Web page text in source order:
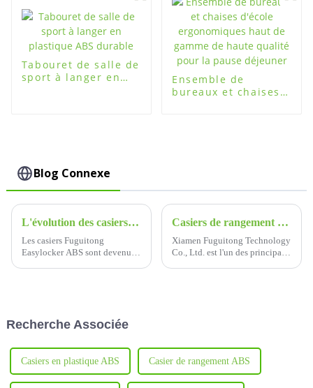
Tabouret de salle de
sport à langer en
Ensemble de
bureaux et chaises
Blog Connexe
L'évolution des casiers Fuguitong Easylocker ABS : une histoire d'innovation et de fiabilité
Les casiers Fuguitong
Easylocker ABS sont devenus
Casiers de rangement en plastique ABS Easylocker : la solution ultime pour un stockage sûr et durable
Xiamen Fuguitong Technology
Co., Ltd. est l'un des principaux
Recherche Associée
Casiers en plastique ABS Casier de rangement ABS